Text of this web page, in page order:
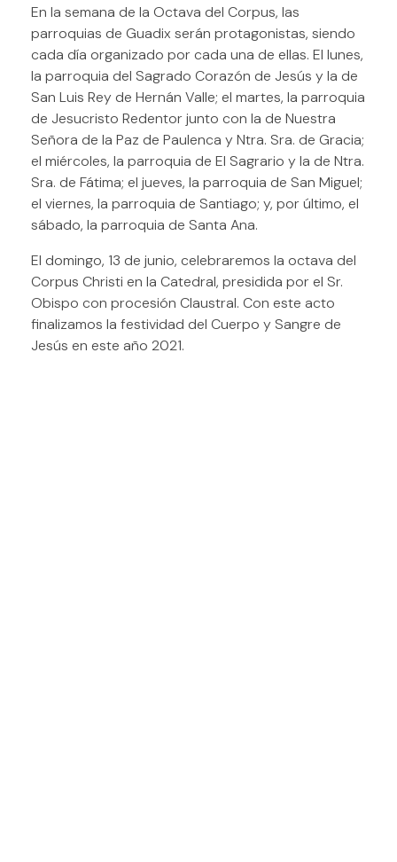
En la semana de la Octava del Corpus, las
parroquias de Guadix serán protagonistas, siendo
cada día organizado por cada una de ellas. El lunes,
la parroquia del Sagrado Corazón de Jesús y la de
San Luis Rey de Hernán Valle; el martes, la parroquia
de Jesucristo Redentor junto con la de Nuestra
Señora de la Paz de Paulenca y Ntra. Sra. de Gracia;
el miércoles, la parroquia de El Sagrario y la de Ntra.
Sra. de Fátima; el jueves, la parroquia de San Miguel;
el viernes, la parroquia de Santiago; y, por último, el
sábado, la parroquia de Santa Ana.
El domingo, 13 de junio, celebraremos la octava del
Corpus Christi en la Catedral, presidida por el Sr.
Obispo con procesión Claustral. Con este acto
finalizamos la festividad del Cuerpo y Sangre de
Jesús en este año 2021.